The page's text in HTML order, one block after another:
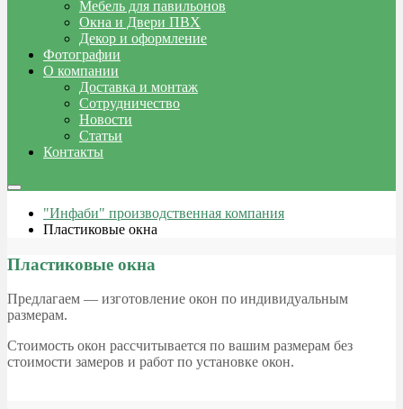
Мебель для павильонов
Окна и Двери ПВХ
Декор и оформление
Фотографии
О компании
Доставка и монтаж
Сотрудничество
Новости
Статьи
Контакты
"Инфаби" производственная компания
Пластиковые окна
Пластиковые окна
Предлагаем — изготовление окон по индивидуальным
размерам.
Стоимость окон рассчитывается по вашим размерам без
стоимости замеров и работ по установке окон.